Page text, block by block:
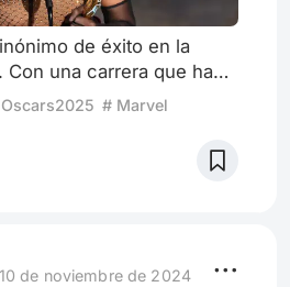
de éxito en la
una carrera que ha
los corazones
nacida en un rincón
Dominicana, ha
En una industria
en el
# Marvel
10 de noviembre de 2024